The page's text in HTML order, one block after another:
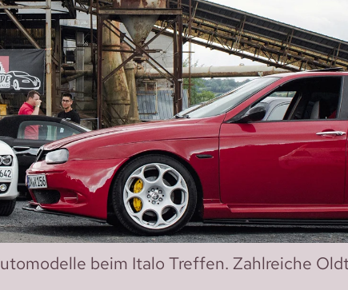
beim Italo Treffen. Zahlreiche